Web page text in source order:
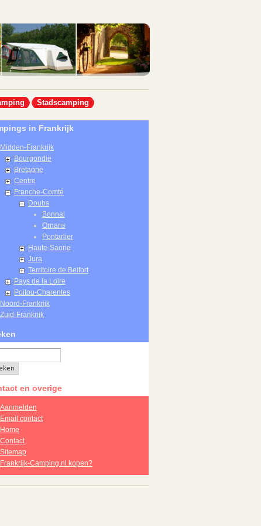
Stadscamping
in Frankrijk
Midden-Frankrijk
Bourgondië
Bretagne
Centre
Franche-Comté
Doubs
Bonnal
Ornans
Pontarlier
Haute-Saone
Jura
Territoire de Belfort
Pays de la Loire
Poitou-Charentes
Noord-Frankrijk
Zuid-Frankrijk
en overige
Aanmelden
Email contact
Home
Contact
Sitemap
Frankrijk-Camping.nl kopen?